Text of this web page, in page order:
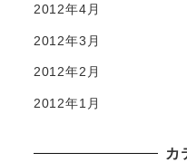
2012年4月
2012年3月
2012年2月
2012年1月
カ